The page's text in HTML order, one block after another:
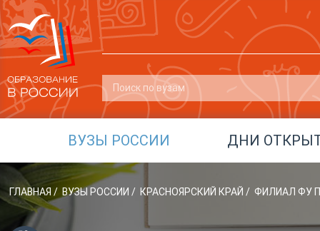
ВУЗЫ РОССИИ ДНИ
ГЛАВНАЯ / ВУЗЫ РОССИИ / КРАСНОЯРСКИЙ КРАЙ / ФИЛИАЛ ФУ